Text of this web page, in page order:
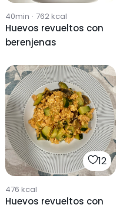
40min · 762kcal
Huevos revueltos con
berenjenas
12
476 kcal
Huevos revueltos con